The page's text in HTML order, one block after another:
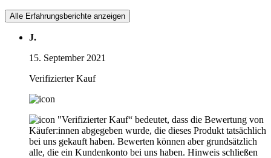
Alle Erfahrungsberichte anzeigen
J.
15. September 2021
Verifizierter Kauf
"Verifizierter Kauf“ bedeutet, dass die Bewertung von
Käufer:innen abgegeben wurde, die dieses Produkt tatsächlich
bei uns gekauft haben. Bewerten können aber grundsätzlich
alle, die ein Kundenkonto bei uns haben. Hinweis schließen